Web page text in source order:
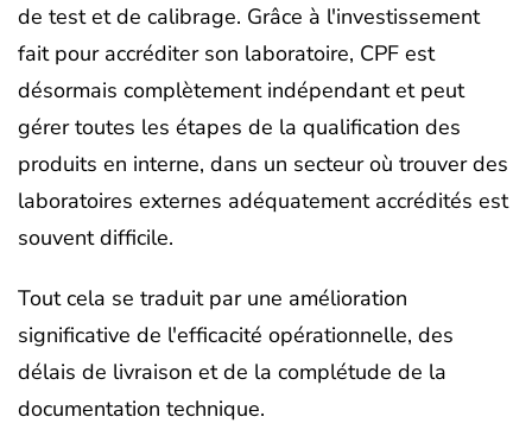
de test et de calibrage. Grâce à l'investissement
fait pour accréditer son laboratoire, CPF est
désormais complètement indépendant et peut
gérer toutes les étapes de la qualification des
produits en interne, dans un secteur où trouver des
laboratoires externes adéquatement accrédités est
souvent difficile.
Tout cela se traduit par une amélioration
significative de l'efficacité opérationnelle, des
délais de livraison et de la complétude de la
documentation technique.